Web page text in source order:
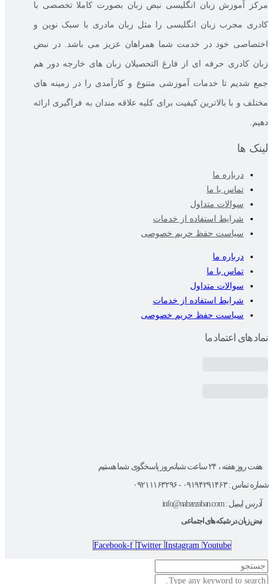
مرکز آموزش زبان انگلیسی نبض زبان بصورت کاملا تخصصی با
کادری مجرب زبان انگلیسی را مثل زبان مادری با سبک نوین و
اختصاصی خود در خدمت شما همراهان عزیز می باشد. در نبض
زبان کادری حرفه ای از فارغ التحصیلان زبان های خارجه دور هم
جمع شدیم تا خدمات آموزشی متنوع و کارآمدی را در زمینه های
مختلف و با بالاترین کیفیت برای کلیه علاقه مندان به فراگیری ارائه
دهیم.
لینک ها
درباره ما
تماس با ما
سوالات متداول
شرایط استفاده از خدمات
سیاست حفظ حریم خصوصی
درباره ما
تماس با ما
سوالات متداول
شرایط استفاده از خدمات
سیاست حفظ حریم خصوصی
نماد های اعتماد ما
هفت روز هفته ، ۲۴ ساعت شبانه‌روز پاسخگوی شما هستیم
شماره تماس : ۰۹۱۹۴۲۹۱۴۶۳ - ۰۹۲۱۱۱۶۳۲۹۶
آدرس ایمیل : info@nabzezaban.com
نبض زبان در شبکه های اجتماعی
Facebook-f Twitter Instagram Youtube